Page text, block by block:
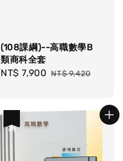
(108課綱)--高職數學B
類商科全套
Sale
NT$ 7,900 Regular
NT$ 9,420